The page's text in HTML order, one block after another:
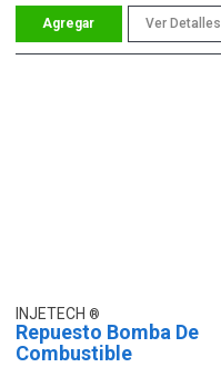
Ver Detalles
INJETECH
Repuesto Bomba De
Combustible